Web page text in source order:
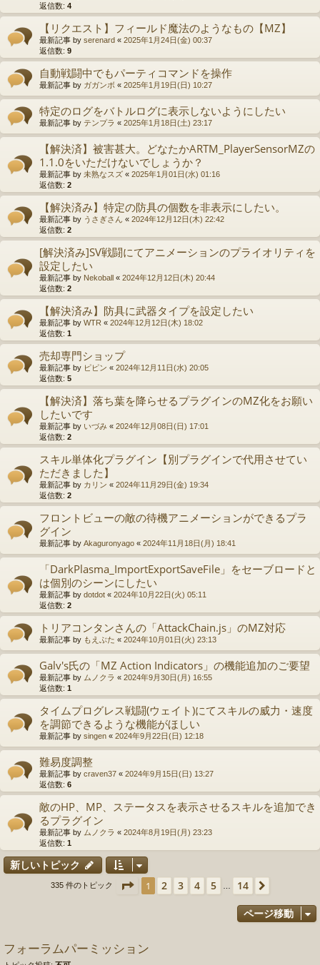
返信数: 4
【リクエスト】フィールド魔法のようなもの【MZ】
最新記事 by serenard « 2025年1月24日(金) 00:37
返信数: 9
自動戦闘中でもパーティコマンドを操作
最新記事 by ガガンボ « 2025年1月19日(日) 10:27
特定のログをバトルログに表示しないようにしたい
最新記事 by テンプラ « 2025年1月18日(土) 23:17
【解決済】被害甚大。どなたかARTM_PlayerSensorMZの
1.1.0をいただけないでしょうか？
最新記事 by 未熟なスズ « 2025年1月01日(水) 01:16
返信数: 2
【解決済み】特定の防具の個数を非表示にしたい。
最新記事 by うさぎさん « 2024年12月12日(木) 22:42
返信数: 2
[解決済み]SV戦闘にてアニメーションのプライオリティを
設定したい
最新記事 by Nekoball « 2024年12月12日(木) 20:44
返信数: 2
【解決済み】防具に武器タイプを設定したい
最新記事 by WTR « 2024年12月12日(木) 18:02
返信数: 1
売却専門ショップ
最新記事 by ピピン « 2024年12月11日(水) 20:05
返信数: 5
【解決済】落ち葉を降らせるプラグインのMZ化をお願い
したいです
最新記事 by いづみ « 2024年12月08日(日) 17:01
返信数: 2
スキル単体化プラグイン【別プラグインで代用させてい
ただきました】
最新記事 by カリン « 2024年11月29日(金) 19:34
返信数: 2
フロントビューの敵の待機アニメーションができるプラ
グイン
最新記事 by Akaguronyago « 2024年11月18日(月) 18:41
「DarkPlasma_ImportExportSaveFile」をセーブロードと
は個別のシーンにしたい
最新記事 by dotdot « 2024年10月22日(火) 05:11
返信数: 2
トリアコンタンさんの「AttackChain.js」のMZ対応
最新記事 by もえぶた « 2024年10月01日(火) 23:13
Galv's氏の「MZ Action Indicators」の機能追加のご要望
最新記事 by ムノクラ « 2024年9月30日(月) 16:55
返信数: 1
タイムプログレス戦闘(ウェイト)にてスキルの威力・速度
を調節できるような機能がほしい
最新記事 by singen « 2024年9月22日(日) 12:18
難易度調整
最新記事 by craven37 « 2024年9月15日(日) 13:27
返信数: 6
敵のHP、MP、ステータスを表示させるスキルを追加でき
るプラグイン
最新記事 by ムノクラ « 2024年8月19日(月) 23:23
返信数: 1
新しいトピック
335 件のトピック ページ ／ 14
1 2 3 4 5 14
ページ移動
フォーラムパーミッション